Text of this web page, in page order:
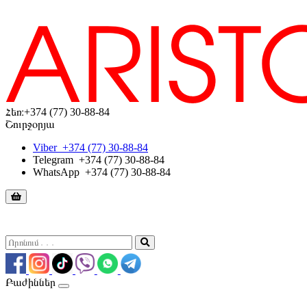
Հեռ։+374 (77) 30-88-84
Շուրջօրյա
Viber +374 (77) 30-88-84
Telegram +374 (77) 30-88-84
WhatsApp +374 (77) 30-88-84
Բաժիններ